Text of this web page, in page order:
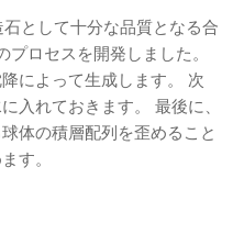
として十分な品質となる合
ロセスを開発しました。
によって生成します。 次
入れておきます。 最後に、
体の積層配列を歪めること
す。